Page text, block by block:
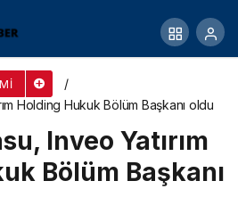
Holding Hukuk Bölüm Başkanı oldu
Inveo Yatırım
Bölüm Başkanı
önemli öncüsü hisse alım
masada buluştu